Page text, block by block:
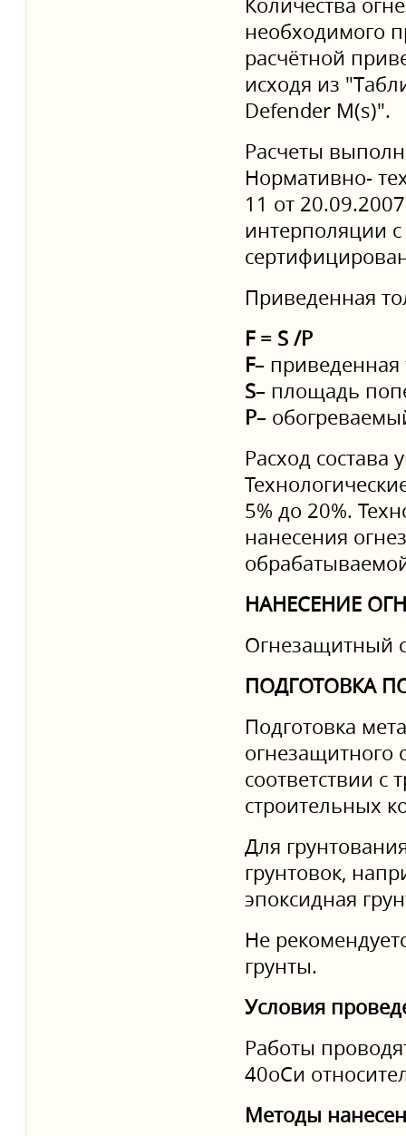
необходимого
расчётной
исходя из
Defender M(s)".
Расчеты
Нормативно-
11 от
интерполяции
Приведенная
F = S /P
F–
S– площадь
P–
Расход состава
5% до 20%.
нанесения
НАНЕСЕНИЕ
Огнезащитный
ПОДГОТОВКА
Подготовка
огнезащитного
соответствии
строительных
Для
грунтовок,
эпоксидная
Не
грунты.
Условия
Работы
40оСи
Методы